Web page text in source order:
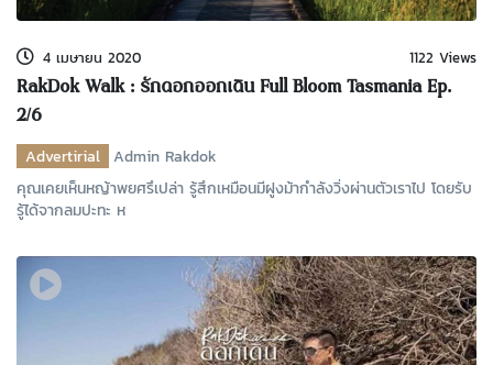
4 เมษายน 2020 1122 Views
RakDok Walk : รักดอกออกเดิน Full Bloom Tasmania Ep.
2/6
Advertirial Admin Rakdok
คุณเคยเห็นหญ้าพยศรึเปล่า รู้สึกเหมือนมีฝูงม้ากำลังวิ่งผ่านตัวเราไป โดยรับ
รู้ได้จากลมปะทะ ห